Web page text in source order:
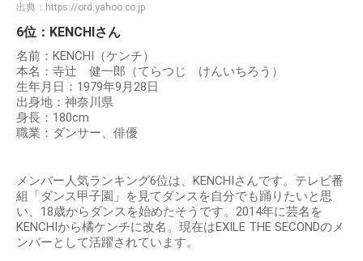
出典： https://ord.yahoo.co.jp
6位：KENCHIさん
名前：KENCHI（ケンチ）
本名：寺辻 健一郎（てらつじ けんいちろう）
生年月日：1979年9月28日
出身地：神奈川県
身長：180cm
職業：ダンサー、俳優
メンバー人気ランキング6位は、KENCHIさんです。テレビ番
組「ダンス甲子園」を見てダンスを自分でも踊りたいと思
い、18歳からダンスを始めたそうです。2014年に芸名を
KENCHIから橘ケンチに改名。現在はEXILE THE SECONDのメ
ンバーとして活躍されています。